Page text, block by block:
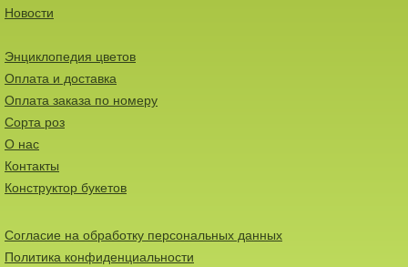
Новости
Энциклопедия цветов
Оплата и доставка
Оплата заказа по номеру
Сорта роз
О нас
Контакты
Конструктор букетов
Согласие на обработку персональных данных
Политика конфиденциальности